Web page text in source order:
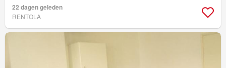
22 dagen geleden
RENTOLA